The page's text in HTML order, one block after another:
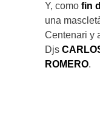
Y, como fin
una
Centenari y
Djs
ROMERO.